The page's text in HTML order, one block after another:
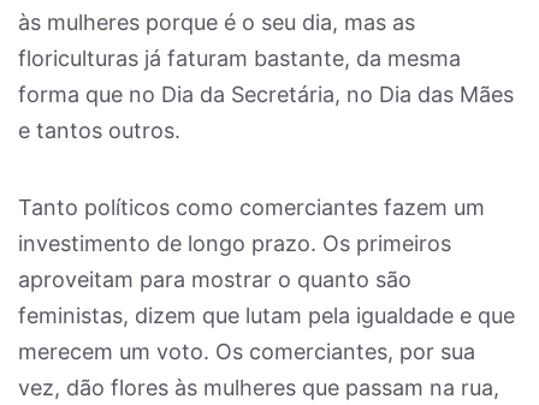
às mulheres porque é o seu dia, mas as
floriculturas já faturam bastante, da mesma
forma que no Dia da Secretária, no Dia das Mães
e tantos outros.
Tanto políticos como comerciantes fazem um
investimento de longo prazo. Os primeiros
aproveitam para mostrar o quanto são
feministas, dizem que lutam pela igualdade e que
merecem um voto. Os comerciantes, por sua
vez, dão flores às mulheres que passam na rua,